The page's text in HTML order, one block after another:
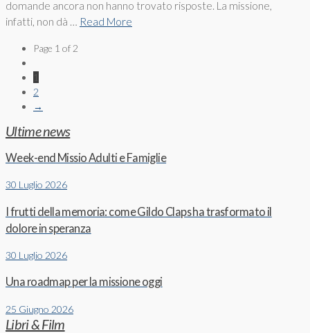
domande ancora non hanno trovato risposte. La missione,
infatti, non dà … Read More
Page 1 of 2
1
2
→
Ultime news
Week-end Missio Adulti e Famiglie
30 Luglio 2026
I frutti della memoria: come Gildo Claps ha trasformato il
dolore in speranza
30 Luglio 2026
Una roadmap per la missione oggi
25 Giugno 2026
Libri & Film